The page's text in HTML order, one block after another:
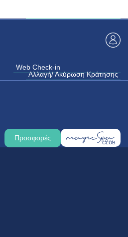
Web Check-in
Αλλαγή/ Ακύρωση Κράτησης
Προσφορές
CLUB